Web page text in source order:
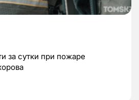
за сутки при пожаре